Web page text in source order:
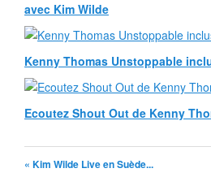
avec Kim Wilde
Kenny Thomas Unstoppable
Ecoutez Shout Out de Kenny
« Kim Wilde Live en Suède...